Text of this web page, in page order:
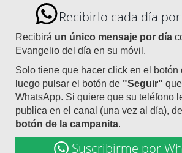
Recibirlo cada día
Recibirá un único mensaje por día
Evangelio del día en su móvil.
Solo tiene que hacer click en el botón
luego pulsar el botón de "Seguir"
WhatsApp. Si quiere que su teléfono
publica en el canal (una vez al día),
botón de la campanita.
Suscribirme por